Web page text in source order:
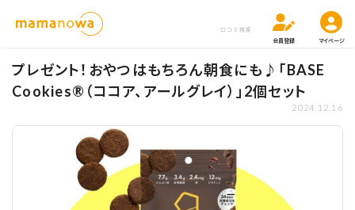
口コミ検索
会員登録
マイページ
プレゼント！おやつはもちろん朝食にも♪「BASE
Cookies®（ココア、アールグレイ）」2個セット
2024.12.16